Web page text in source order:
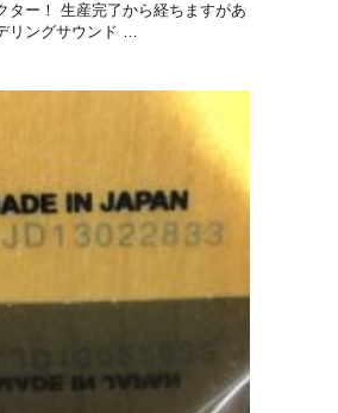
ター！ 生産完了から経ちますがあ
リングサウンド …